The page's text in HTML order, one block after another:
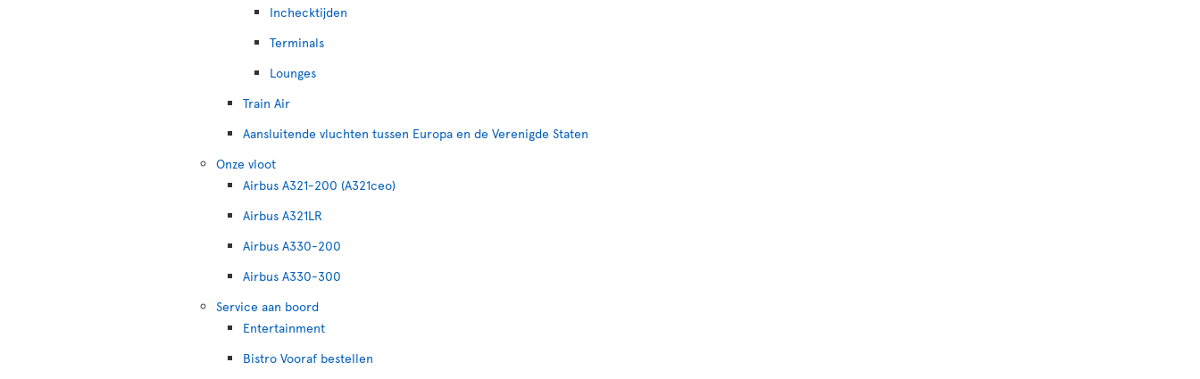
Inchecktijden
Terminals
Lounges
Train Air
Aansluitende vluchten tussen Europa en de Verenigde Staten
Onze vloot
Airbus A321-200 (A321ceo)
Airbus A321LR
Airbus A330-200
Airbus A330-300
Service aan boord
Entertainment
Bistro Vooraf bestellen